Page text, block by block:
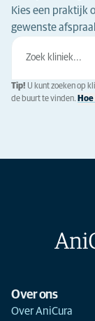
Kies een praktijk
gewenste
Tip! U kunt zoeken op
de buurt te vinden.
Over ons
Over AniCura